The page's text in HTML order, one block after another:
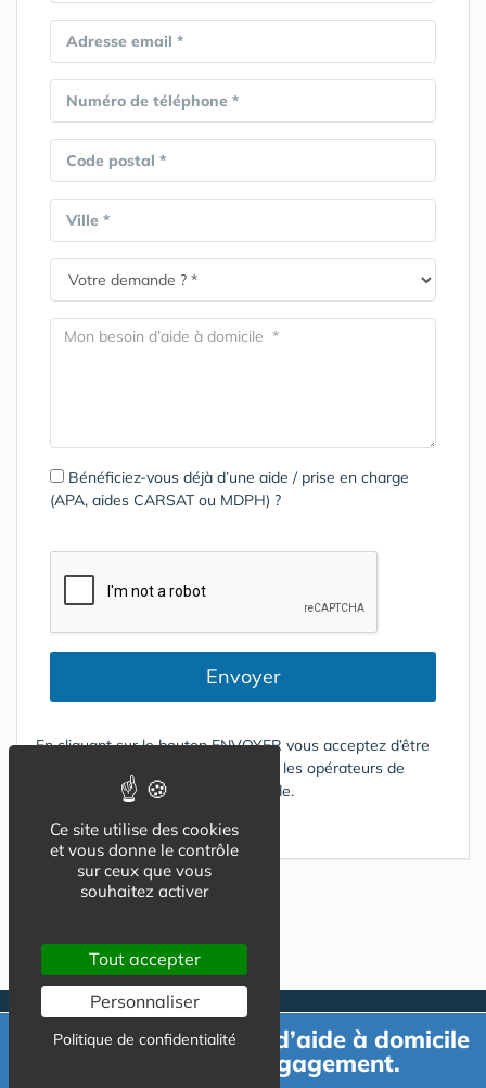
Adresse email *
Numéro de téléphone *
Code postal *
Ville *
Bénéficiez-vous déjà d’une aide / prise en charge
(APA, aides CARSAT ou MDPH) ?
Envoyer
En cliquant sur le bouton ENVOYER vous acceptez d’être
contacté par mail ou téléphone par les opérateurs de
services répondant à votre demande.
Conditions d'utilisation
Demande de devis d’aide à domicile
gratuit et sans engagement.
Ce site utilise des cookies
et vous donne le contrôle
sur ceux que vous
souhaitez activer
Tout accepter
Personnaliser
Politique de confidentialité